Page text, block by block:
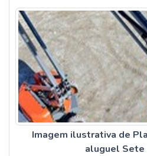
Imagem ilustrativa de
aluguel Sete